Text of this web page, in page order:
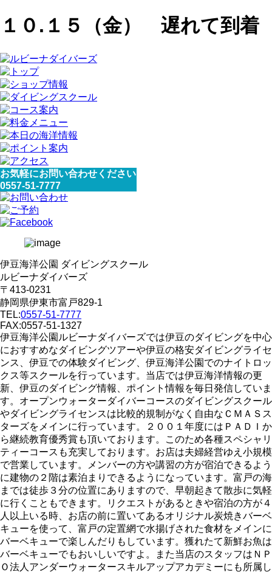
１０.１５（金） 遅れて到着
お気軽にお問い合わせください
0557-51-7777
伊豆海洋公園 ダイビングスクール
ルビーナダイバーズ
〒413-0231
静岡県伊東市富戸829-1
TEL:0557-51-7777
FAX:0557-51-1327
伊豆海洋公園ルビーナダイバーズでは伊豆のダイビングを中心
におすすめなダイビングツアーや伊豆の格安ダイビングライセ
ンス、伊豆での体験ダイビング、伊豆海洋公園でのナイトロッ
クス等スクールを行っています。当店では伊豆海洋情報の更
新、伊豆のダイビング情報、ポイント情報を毎日発信していま
す。オープンウォーターダイバーコースのダイビングスクール
やダイビングライセンスは比較的規制がなく自由なＣＭＡＳス
ターズをメインに行っています。２００１年度にはＰＡＤＩか
ら継続教育優秀賞も頂いております。このため各種スペシャリ
ティーコースも充実しております。お店は夫婦経営ゆえ小規模
で営業しています。メンバーの方や講習の方が宿泊できるよう
に建物の２階は素泊まりできるようになっています。富戸の海
までは徒歩３分の位置にありますので、早朝起きて散歩に気軽
に行くこともできます。リクエストがあるときや宿泊の方が４
人以上いる時、お店の前に置いてあるオリジナル炭焼きバーベ
キューを使って、富戸の定置網で水揚げされた食材をメインに
バーベキューで楽しんだりもしています。獲れたて新鮮お魚は
バーベキューでもおいしいですよ。また当店のスタッフはＮＰ
Ｏ法人アンダーウォータースキルアップアカデミーにも所属し